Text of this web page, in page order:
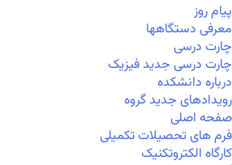
پیام روز
معرفی دستگاهها
چارت درسی
چارت درسی جدید فیزیک
درباره دانشکده
رویدادهای جدید گروه
صفحه اصلی
فرم های تحصیلات تکمیلی
کارگاه الکتروتکنیک